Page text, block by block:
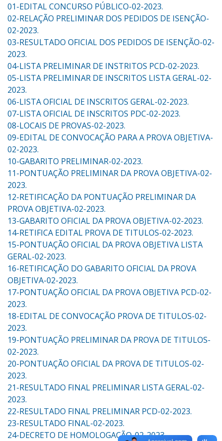
01-EDITAL CONCURSO PÚBLICO-02-2023.
02-RELAÇÃO PRELIMINAR DOS PEDIDOS DE ISENÇÃO-
02-2023.
03-RESULTADO OFICIAL DOS PEDIDOS DE ISENÇÃO-02-
2023.
04-LISTA PRELIMINAR DE INSTRITOS PCD-02-2023.
05-LISTA PRELIMINAR DE INSCRITOS LISTA GERAL-02-
2023.
06-LISTA OFICIAL DE INSCRITOS GERAL-02-2023.
07-LISTA OFICIAL DE INSCRITOS PDC-02-2023.
08-LOCAIS DE PROVAS-02-2023.
09-EDITAL DE CONVOCAÇÃO PARA A PROVA OBJETIVA-
02-2023.
10-GABARITO PRELIMINAR-02-2023.
11-PONTUAÇÃO PRELIMINAR DA PROVA OBJETIVA-02-
2023.
12-RETIFICAÇÃO DA PONTUAÇÃO PRELIMINAR DA
PROVA OBJETIVA-02-2023.
13-GABARITO OFICIAL DA PROVA OBJETIVA-02-2023.
14-RETIFICA EDITAL PROVA DE TITULOS-02-2023.
15-PONTUAÇÃO OFICIAL DA PROVA OBJETIVA LISTA
GERAL-02-2023.
16-RETIFICAÇÃO DO GABARITO OFICIAL DA PROVA
OBJETIVA-02-2023.
17-PONTUAÇÃO OFICIAL DA PROVA OBJETIVA PCD-02-
2023.
18-EDITAL DE CONVOCAÇÃO PROVA DE TITULOS-02-
2023.
19-PONTUAÇÃO PRELIMINAR DA PROVA DE TITULOS-
02-2023.
20-PONTUAÇÃO OFICIAL DA PROVA DE TITULOS-02-
2023.
21-RESULTADO FINAL PRELIMINAR LISTA GERAL-02-
2023.
22-RESULTADO FINAL PRELIMINAR PCD-02-2023.
23-RESULTADO FINAL-02-2023.
24-DECRETO DE HOMOLOGAÇÃO-02-2023.